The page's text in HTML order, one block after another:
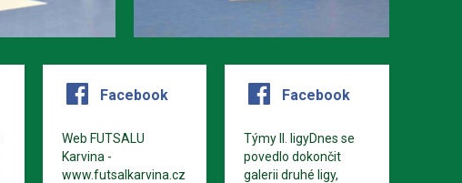
Facebook
Web FUTSALU
Karvina -
www.futsalkarvina.cz
Facebook
Týmy II. ligyDnes se
povedlo dokončit
galerii druhé ligy,